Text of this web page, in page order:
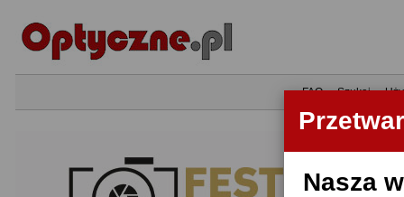
Nasza
•FAQ•Szukaj•